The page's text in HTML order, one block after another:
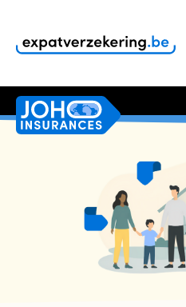
Klanten geven onze